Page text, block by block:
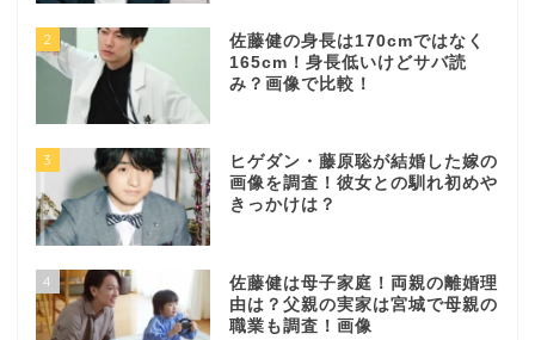
2
佐藤健の身長は170cmではなく
165cm！身長低いけどサバ読
み？画像で比較！
3
ヒゲダン・藤原聡が結婚した嫁の
画像を調査！彼女との馴れ初めや
きっかけは？
4
佐藤健は母子家庭！両親の離婚理
由は？父親の実家は宮城で母親の
職業も調査！画像